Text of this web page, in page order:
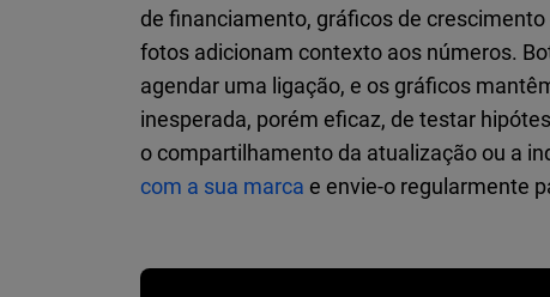
de financiamento, gráficos de
fotos adicionam contexto aos números.
agendar uma ligação, e os gráficos
inesperada, porém eficaz, de testar
o compartilhamento da atualização ou a
com a sua marca e envie-o regularmente